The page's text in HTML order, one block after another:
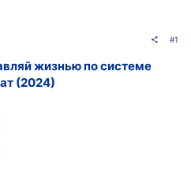
#1
жизнью по системе
(2024)